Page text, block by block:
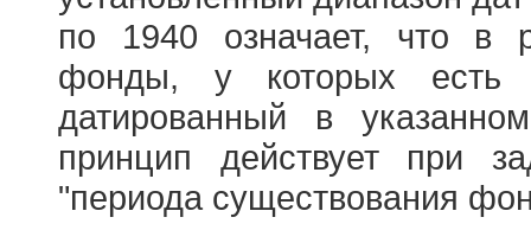
по 1940 означает, что в
фонды, у которых есть
датированный в
принцип действует при
"периода существования